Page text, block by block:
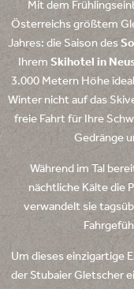
Mit dem
Österreichs größtem
Jahres: die Saison des
Ihrem Skihotel in
3.000 Metern Höhe
Winter nicht auf das
freie Fahrt für Ihre
Gedränge
Während im Tal
nächtliche Kälte die
verwandelt sie
Um dieses einzigartige
der Stubaier Gletscher